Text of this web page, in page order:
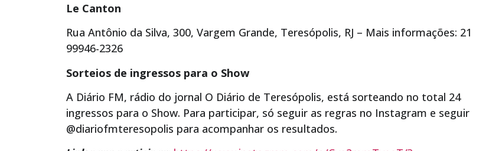
Le Canton
Rua Antônio da Silva, 300, Vargem Grande, Teresópolis, RJ – Mais informações: 21
99946-2326
Sorteios de ingressos para o Show
A Diário FM, rádio do jornal O Diário de Teresópolis, está sorteando no total 24
ingressos para o Show. Para participar, só seguir as regras no Instagram e seguir
@diariofmteresopolis para acompanhar os resultados.